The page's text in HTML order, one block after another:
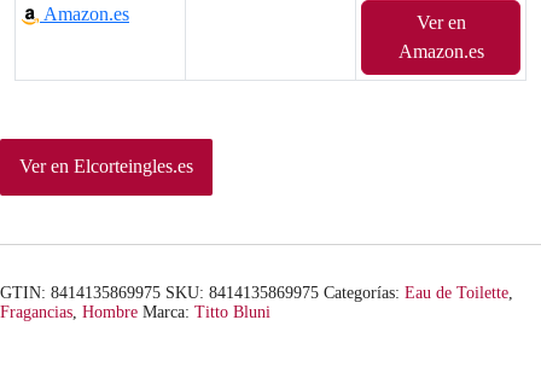
Amazon.es
Ver en
Amazon.es
Ver en Elcorteingles.es
GTIN: 8414135869975 SKU: 8414135869975 Categorías: Eau de Toilette
Fragancias Hombre Marca: Titto Bluni